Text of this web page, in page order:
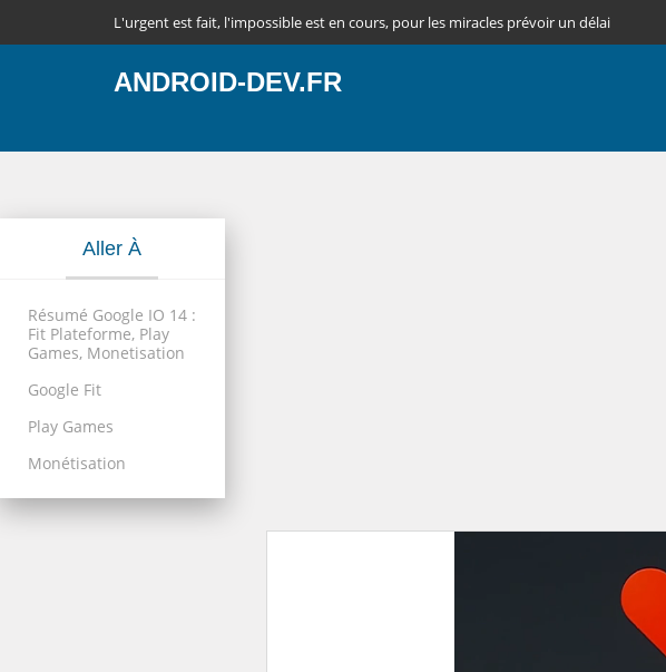
L'urgent est fait, l'impossible est en cours, pour les miracles prévoir un délai
ANDROID-DEV.FR
Aller À
Résumé Google IO 14 :
Fit Plateforme, Play
Games, Monetisation
Google Fit
Play Games
Monétisation